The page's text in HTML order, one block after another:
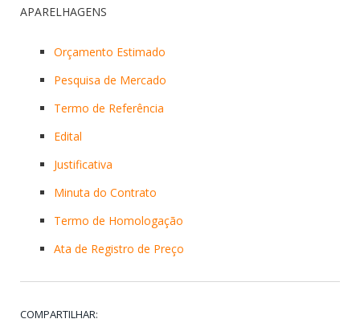
APARELHAGENS
Orçamento Estimado
Pesquisa de Mercado
Termo de Referência
Edital
Justificativa
Minuta do Contrato
Termo de Homologação
Ata de Registro de Preço
COMPARTILHAR: